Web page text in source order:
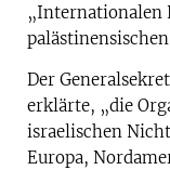
„Internationalen
Der
erklärte, „die
israelischen
Europa,